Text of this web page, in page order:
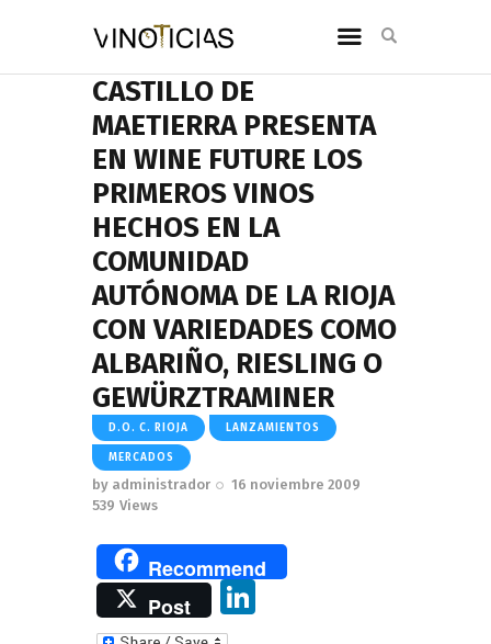
CASTILLO DE
MAETIERRA PRESENTA
EN WINE FUTURE LOS
PRIMEROS VINOS
HECHOS EN LA
COMUNIDAD
AUTÓNOMA DE LA RIOJA
CON VARIEDADES COMO
ALBARIÑO, RIESLING O
GEWÜRZTRAMINER
D.O. C. RIOJA LANZAMIENTOS
MERCADOS
by administrador
16 noviembre 2009
539 Views
Recommend
Post